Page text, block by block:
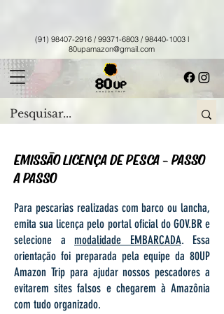
(91) 98407-2916/ 99371-6803/ 98440-1003l
80upamazon@gmail.com
EMISSÃO LICENÇA DE PESCA - PASSO
A PASSO
Para pescarias realizadas com barco ou lancha,
emita sua licença pelo portal oficial do GOV.BR e
selecione a modalidade EMBARCADA. Essa
orientação foi preparada pela equipe da 80UP
Amazon Trip para ajudar nossos pescadores a
evitarem sites falsos e chegarem à Amazônia
com tudo organizado.